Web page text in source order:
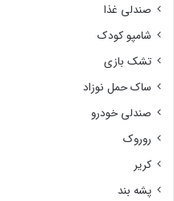
صندلی غذا
شامپو کودک
تشک بازی
ساک حمل نوزاد
صندلی خودرو
روروک
کریر
پشه بند